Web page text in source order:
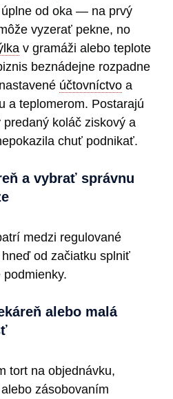
od oka — na prvý
vyzerať pekne, no
v gramáži alebo teplote
beznádejne rozpadne
účtovníctvo a
a teplomerom. Postarajú
koláč ziskový a
chuť podnikať.
a vybrať správnu
medzi regulované
od začiatku splniť
alebo malá
tort na objednávku,
zásobovaním